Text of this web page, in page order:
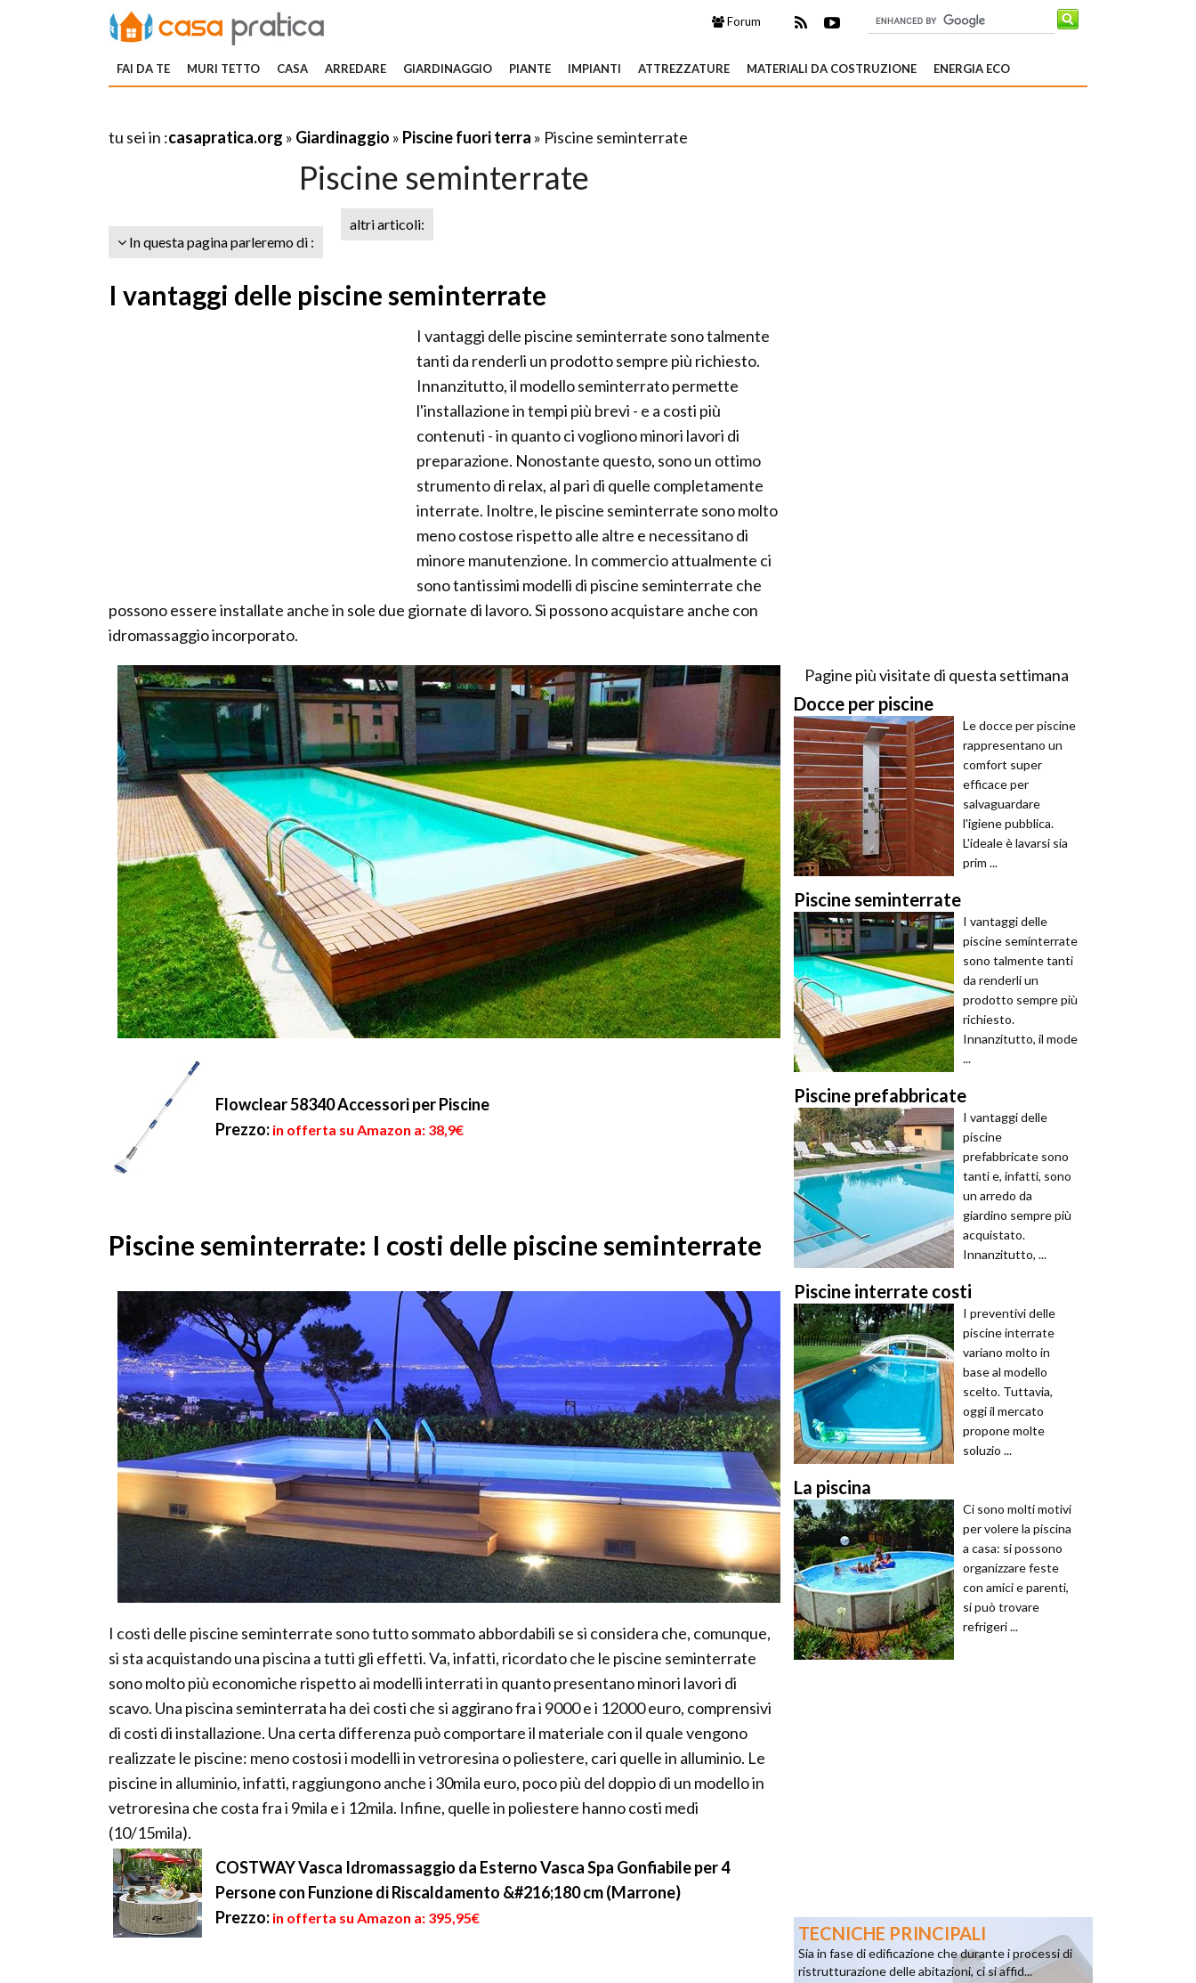
Forum
FAI DA TE MURI TETTO CASA ARREDARE GIARDINAGGIO PIANTE IMPIANTI ATTREZZATURE MATERIALI DA COSTRUZIONE ENERGIA ECO
tu sei in :casapratica.org » Giardinaggio » Piscine fuori terra » Piscine seminterrate
Piscine seminterrate
In questa pagina parleremo di :
altri articoli:
I vantaggi delle piscine seminterrate
I vantaggi delle piscine seminterrate sono talmente
tanti da renderli un prodotto sempre più richiesto.
Innanzitutto, il modello seminterrato permette
l'installazione in tempi più brevi - e a costi più
contenuti - in quanto ci vogliono minori lavori di
preparazione. Nonostante questo, sono un ottimo
strumento di relax, al pari di quelle completamente
interrate. Inoltre, le piscine seminterrate sono molto
meno costose rispetto alle altre e necessitano di
minore manutenzione. In commercio attualmente ci
sono tantissimi modelli di piscine seminterrate che
possono essere installate anche in sole due giornate di lavoro. Si possono acquistare anche con
idromassaggio incorporato.
Flowclear 58340 Accessori per Piscine
Prezzo: in offerta su Amazon a: 38,9€
Piscine seminterrate: I costi delle piscine seminterrate
I costi delle piscine seminterrate sono tutto sommato abbordabili se si considera che, comunque,
si sta acquistando una piscina a tutti gli effetti. Va, infatti, ricordato che le piscine seminterrate
sono molto più economiche rispetto ai modelli interrati in quanto presentano minori lavori di
scavo. Una piscina seminterrata ha dei costi che si aggirano fra i 9000 e i 12000 euro, comprensivi
di costi di installazione. Una certa differenza può comportare il materiale con il quale vengono
realizzate le piscine: meno costosi i modelli in vetroresina o poliestere, cari quelle in alluminio. Le
piscine in alluminio, infatti, raggiungono anche i 30mila euro, poco più del doppio di un modello in
vetroresina che costa fra i 9mila e i 12mila. Infine, quelle in poliestere hanno costi medi
(10/15mila).
COSTWAY Vasca Idromassaggio da Esterno Vasca Spa Gonfiabile per 4
Persone con Funzione di Riscaldamento &#216;180 cm (Marrone)
Prezzo: in offerta su Amazon a: 395,95€
Pagine più visitate di questa settimana
Docce per piscine
Le docce per piscine
rappresentano un
comfort super
efficace per
salvaguardare
l'igiene pubblica.
L'ideale è lavarsi sia
prim ...
Piscine seminterrate
I vantaggi delle
piscine seminterrate
sono talmente tanti
da renderli un
prodotto sempre più
richiesto.
Innanzitutto, il mode
...
Piscine prefabbricate
I vantaggi delle
piscine
prefabbricate sono
tanti e, infatti, sono
un arredo da
giardino sempre più
acquistato.
Innanzitutto, ...
Piscine interrate costi
I preventivi delle
piscine interrate
variano molto in
base al modello
scelto. Tuttavia,
oggi il mercato
propone molte
soluzio ...
La piscina
Ci sono molti motivi
per volere la piscina
a casa: si possono
organizzare feste
con amici e parenti,
si può trovare
refrigeri ...
TECNICHE PRINCIPALI
Sia in fase di edificazione che durante i processi di
ristrutturazione delle abitazioni, ci si affid...